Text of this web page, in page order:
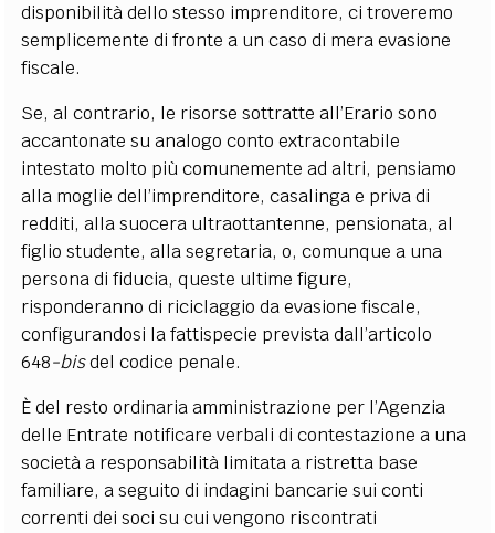
disponibilità dello stesso imprenditore, ci troveremo
semplicemente di fronte a un caso di mera evasione
fiscale.
Se, al contrario, le risorse sottratte all’Erario sono
accantonate su analogo conto extracontabile
intestato molto più comunemente ad altri, pensiamo
alla moglie dell’imprenditore, casalinga e priva di
redditi, alla suocera ultraottantenne, pensionata, al
figlio studente, alla segretaria, o, comunque a una
persona di fiducia, queste ultime figure,
risponderanno di riciclaggio da evasione fiscale,
configurandosi la fattispecie prevista dall’articolo
648-bisdel codice penale.
È del resto ordinaria amministrazione per l’Agenzia
delle Entrate notificare verbali di contestazione a una
società a responsabilità limitata a ristretta base
familiare, a seguito di indagini bancarie sui conti
correnti dei soci su cui vengono riscontrati